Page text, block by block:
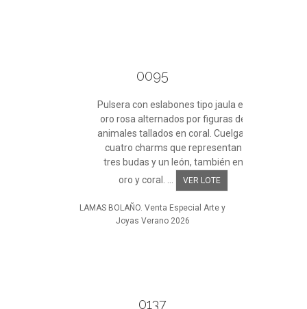
0095
Pulsera con eslabones tipo jaula en
oro rosa alternados por figuras de
animales tallados en coral. Cuelgan
cuatro charms que representan
tres budas y un león, también en
oro y coral. ...
VER LOTE
LAMAS BOLAÑO. Venta Especial Arte y
Joyas Verano 2026
0137